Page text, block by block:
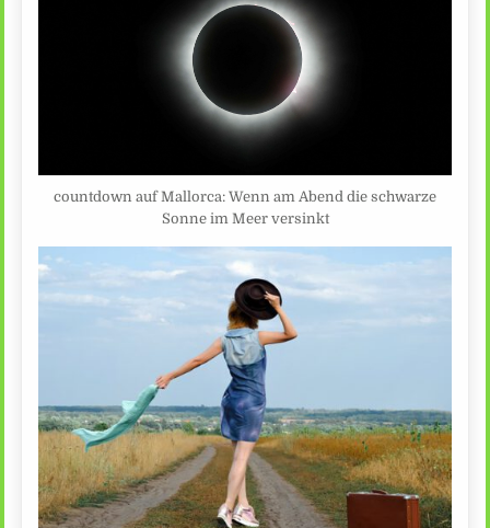
countdown auf Mallorca: Wenn am Abend die schwarze
Sonne im Meer versinkt